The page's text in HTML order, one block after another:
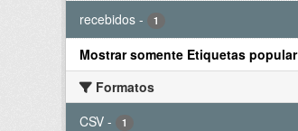
recebidos - 1
Mostrar somente Etiquetas popular
Formatos
CSV - 1